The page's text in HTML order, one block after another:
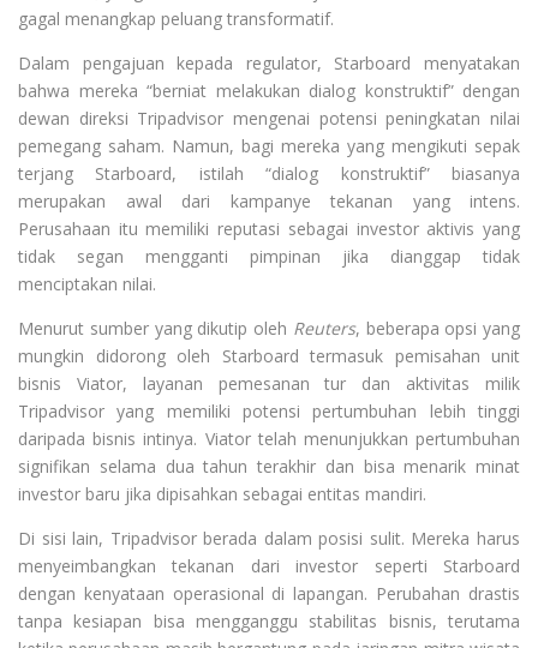
gagal menangkap peluang transformatif.
Dalam pengajuan kepada regulator, Starboard menyatakan
bahwa mereka “berniat melakukan dialog konstruktif” dengan
dewan direksi Tripadvisor mengenai potensi peningkatan nilai
pemegang saham. Namun, bagi mereka yang mengikuti sepak
terjang Starboard, istilah “dialog konstruktif” biasanya
merupakan awal dari kampanye tekanan yang intens.
Perusahaan itu memiliki reputasi sebagai investor aktivis yang
tidak segan mengganti pimpinan jika dianggap tidak
menciptakan nilai.
Menurut sumber yang dikutip oleh Reuters, beberapa opsi yang
mungkin didorong oleh Starboard termasuk pemisahan unit
bisnis Viator, layanan pemesanan tur dan aktivitas milik
Tripadvisor yang memiliki potensi pertumbuhan lebih tinggi
daripada bisnis intinya. Viator telah menunjukkan pertumbuhan
signifikan selama dua tahun terakhir dan bisa menarik minat
investor baru jika dipisahkan sebagai entitas mandiri.
Di sisi lain, Tripadvisor berada dalam posisi sulit. Mereka harus
menyeimbangkan tekanan dari investor seperti Starboard
dengan kenyataan operasional di lapangan. Perubahan drastis
tanpa kesiapan bisa mengganggu stabilitas bisnis, terutama